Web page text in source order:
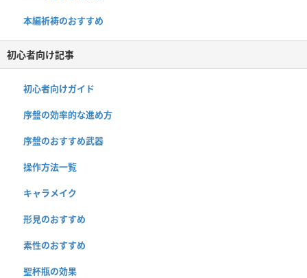
本編祈祷のおすすめ
初心者向け記事
初心者向けガイド
序盤の効率的な進め方
序盤のおすすめ武器
操作方法一覧
キャラメイク
形見のおすすめ
素性のおすすめ
聖杯瓶の効果